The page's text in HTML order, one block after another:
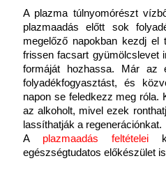
A plazma túlnyomórészt
plazmaadás előtt sok
megelőző napokban kezdj el
frissen facsart gyümölcslevet
formáját hozhassa. Már az
folyadékfogyasztást, és
napon se feledkezz meg róla.
az alkoholt, mivel ezek
lassíthatják a regenerációnkat.
A plazmaadás feltételei
egészségtudatos előkészület